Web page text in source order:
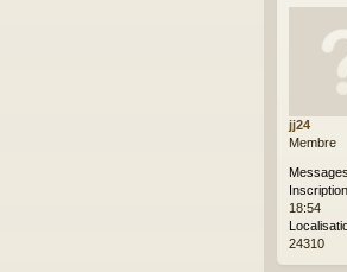
jj24
Membre
18:54
24310